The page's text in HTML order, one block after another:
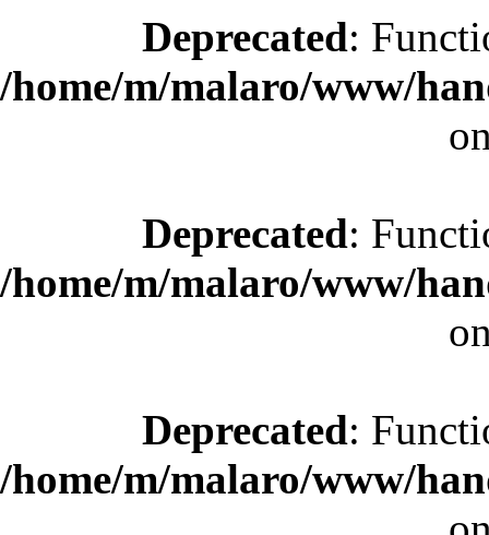
Deprecated:
/home/m/malaro/www/
Deprecated:
/home/m/malaro/www/
Deprecated:
/home/m/malaro/www/